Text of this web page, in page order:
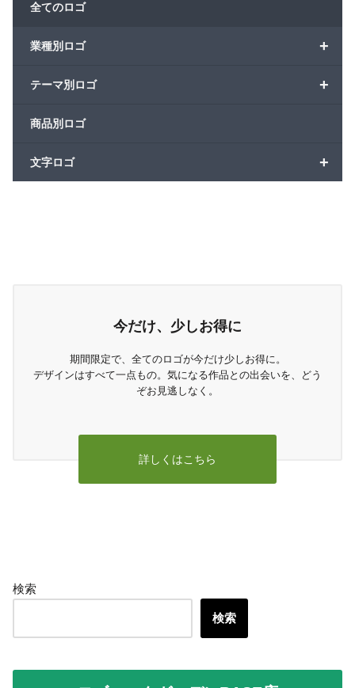
全てのロゴ
+
業種別ロゴ
+
テーマ別ロゴ
商品別ロゴ
+
文字ロゴ
今だけ、少しお得に
期間限定で、全てのロゴが今だけ少しお得に。
デザインはすべて一点もの。気になる作品との出会いを、どう
ぞお見逃しなく。
詳しくはこちら
検索
検索